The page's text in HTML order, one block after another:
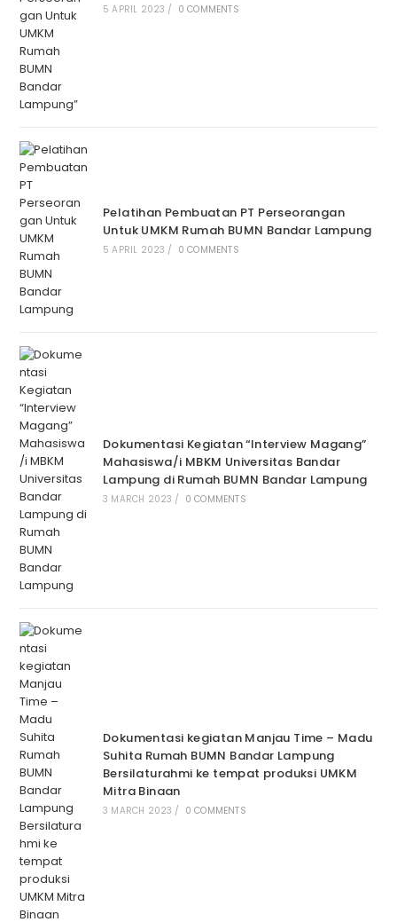
5 APRIL 2023 / 0 COMMENTS
Pelatihan Pembuatan PT Perseorangan
Untuk UMKM Rumah BUMN Bandar Lampung
5 APRIL 2023 / 0 COMMENTS
Dokumentasi Kegiatan “Interview Magang”
Mahasiswa/i MBKM Universitas Bandar
Lampung di Rumah BUMN Bandar Lampung
3 MARCH 2023 / 0 COMMENTS
Dokumentasi kegiatan Manjau Time – Madu
Suhita Rumah BUMN Bandar Lampung
Bersilaturahmi ke tempat produksi UMKM
Mitra Binaan
3 MARCH 2023 / 0 COMMENTS